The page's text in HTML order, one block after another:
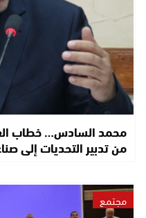
محمد السادس… خطاب
من تدبير التحديات إلى
مجتمع